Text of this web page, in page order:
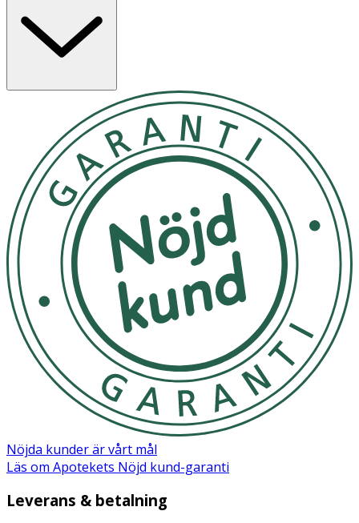
Nöjda kunder är vårt mål
Läs om Apotekets Nöjd kund-garanti
Leverans & betalning